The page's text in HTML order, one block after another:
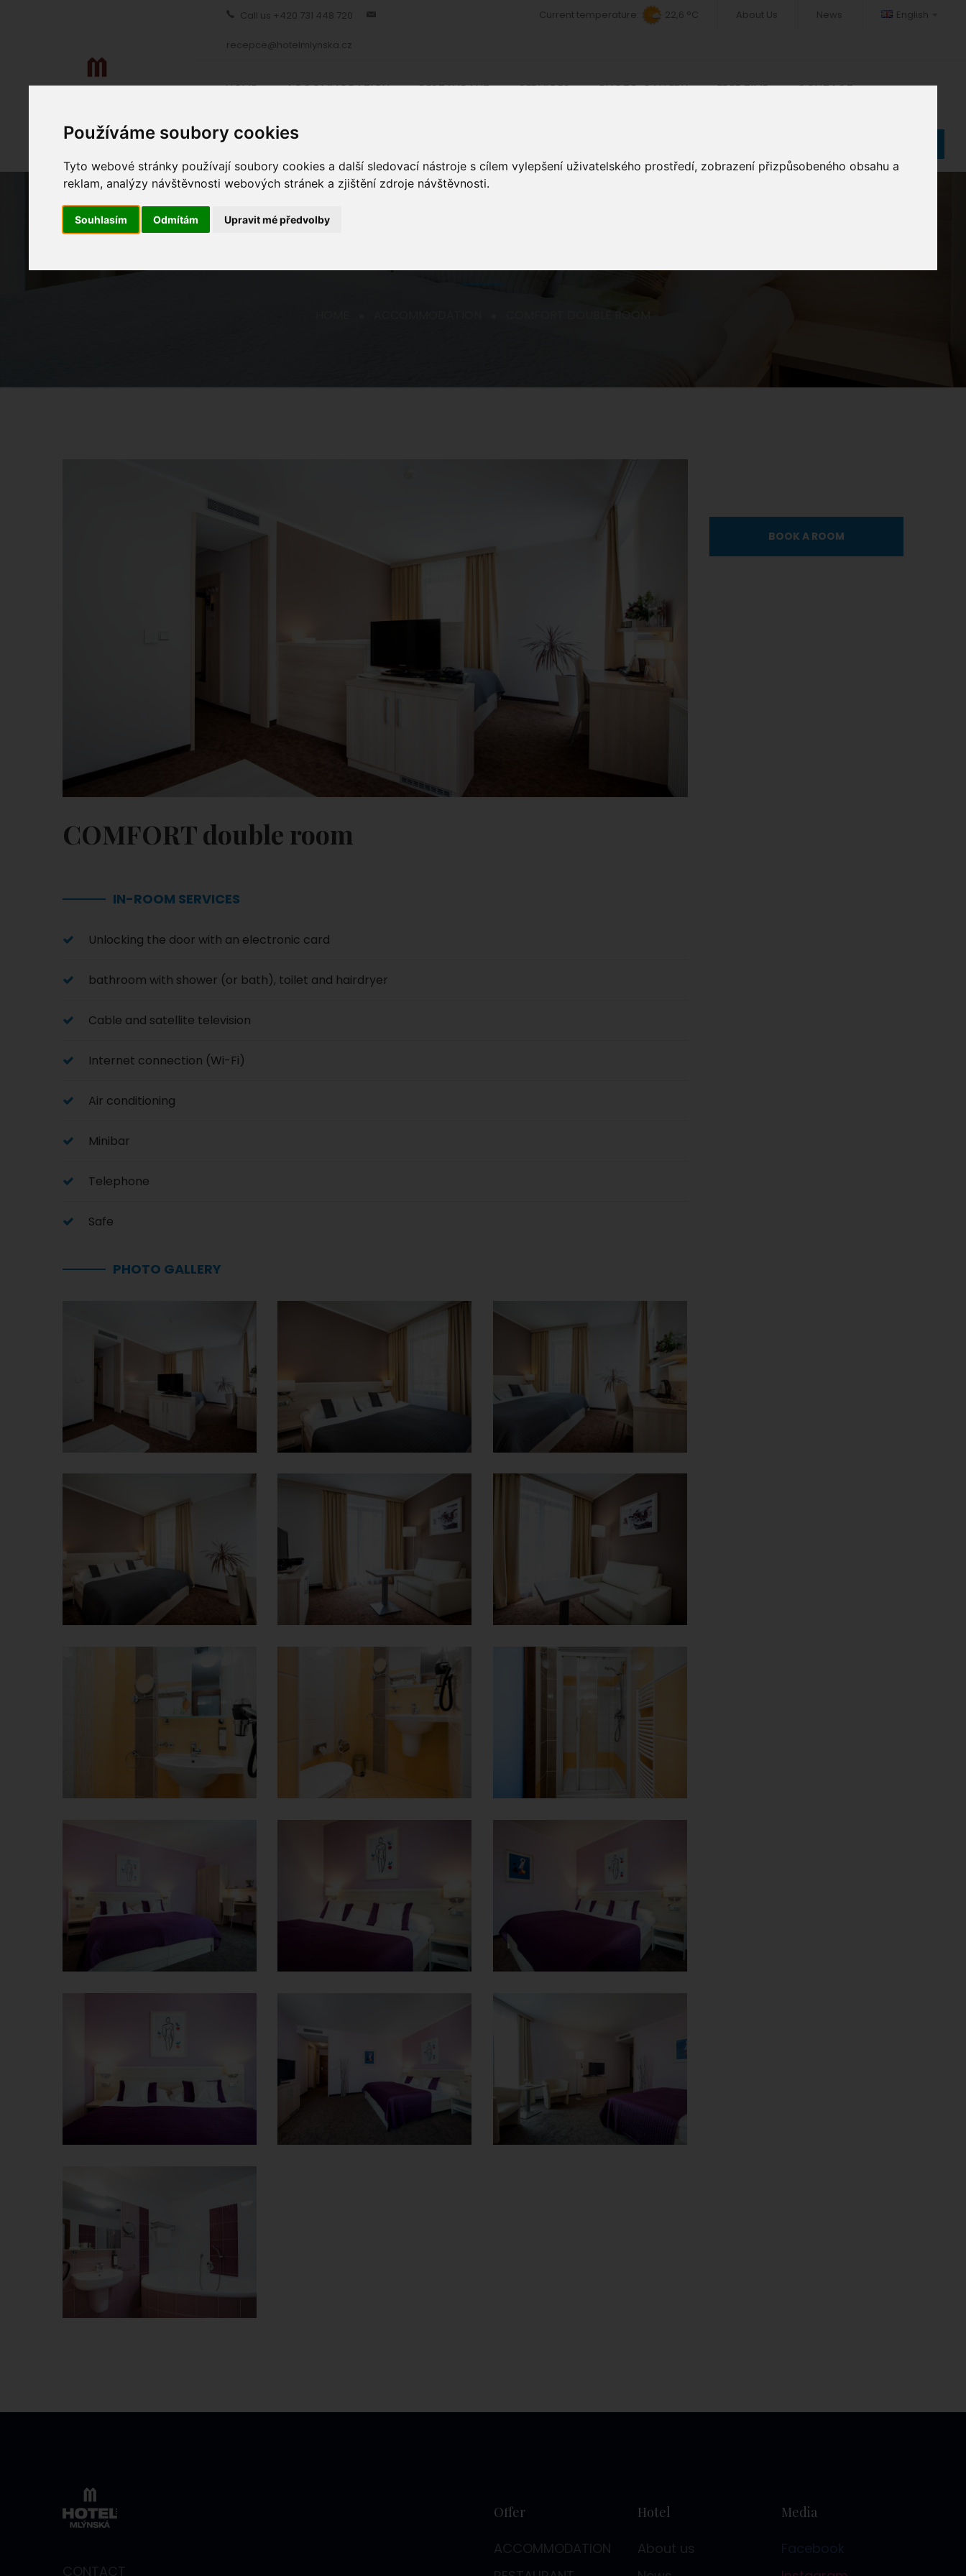
Používáme soubory cookies
Tyto webové stránky používají soubory cookies a další sledovací nástroje s cílem vylepšení uživatelského prostředí, zobrazení přizpůsobeného obsahu a
reklam, analýzy návštěvnosti webových stránek a zjištění zdroje návštěvnosti.
Souhlasím Odmítám Upravit mé předvolby
Call us +420 731 448 720
recepce@hotelmlynska.cz
Current temperature: 22,6 °C About Us News English
HOME ACCOMMODATION RESTAURANT SERVICES PHOTO GALLERY FREE TIME CONTACT
COMFORT DOUBLE ROOM
COMFORT double room
IN-ROOM SERVICES
Unlocking the door with an electronic card
bathroom with shower (or bath), toilet and hairdryer
Cable and satellite television
Internet connection (Wi-Fi)
Air conditioning
Minibar
Telephone
Safe
PHOTO GALLERY
BOOK A ROOM
CONTACT
Offer
ACCOMMODATION
Hotel
About us
Media
Facebook